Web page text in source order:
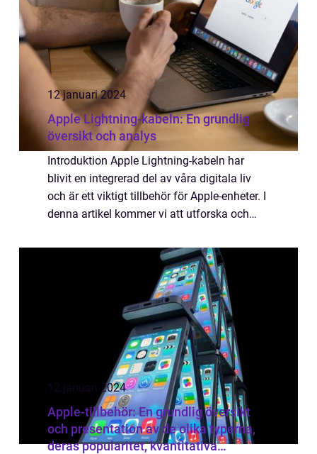
12 januari 2024
Apple Lightning-kabeln: En grundlig
översikt och analys
Introduktion Apple Lightning-kabeln har
blivit en integrerad del av våra digitala liv
och är ett viktigt tillbehör för Apple-enheter. I
denna artikel kommer vi att utforska och
vilka typer som finns tillgäng...
12 januari 2024
Apple-tillbehör: En grundlig översikt
och presentation av de olika typerna,
deras popularitet, kvantitativa